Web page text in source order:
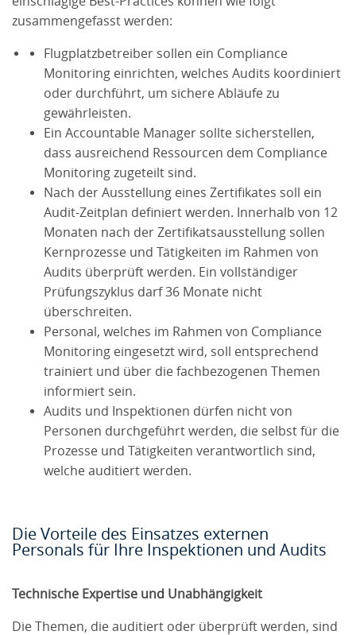
zusammengefasst werden:
Flugplatzbetreiber sollen ein Compliance
Monitoring einrichten, welches Audits koordiniert
oder durchführt, um sichere Abläufe zu
gewährleisten.
Ein Accountable Manager sollte sicherstellen,
dass ausreichend Ressourcen dem Compliance
Monitoring zugeteilt sind.
Nach der Ausstellung eines Zertifikates soll ein
Audit-Zeitplan definiert werden. Innerhalb von 12
Monaten nach der Zertifikatsausstellung sollen
Kernprozesse und Tätigkeiten im Rahmen von
Audits überprüft werden. Ein vollständiger
Prüfungszyklus darf 36 Monate nicht
überschreiten.
Personal, welches im Rahmen von Compliance
Monitoring eingesetzt wird, soll entsprechend
trainiert und über die fachbezogenen Themen
informiert sein.
Audits und Inspektionen dürfen nicht von
Personen durchgeführt werden, die selbst für die
Prozesse und Tätigkeiten verantwortlich sind,
welche auditiert werden.
Die Vorteile des Einsatzes externen
Personals für Ihre Inspektionen und Audits
Technische Expertise und Unabhängigkeit
Die Themen, die auditiert oder überprüft werden, sind